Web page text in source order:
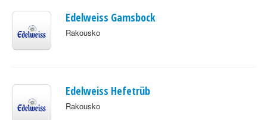
Edelweiss Gamsbock
Rakousko
Edelweiss Hefetrüb
Rakousko